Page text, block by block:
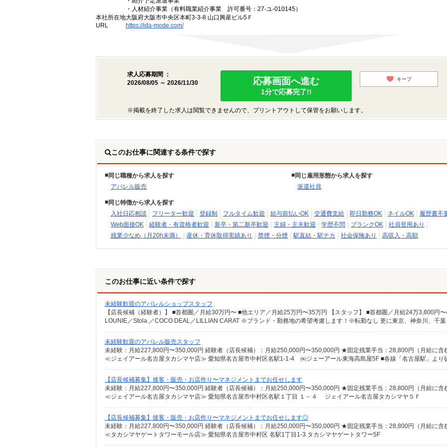
・人材紹介事業（有料職業紹介事業 許可番号：27-ユ-010145）
本社所在地大阪府大阪市中央区本町3-3-8 山口興産ビル5Ｆ
URL
https://ida-mode.com/
求人応募期間 ：
2026/08/05 ～ 2026/11/30
応募画面へ進む
1分で応募完了!!
キープ
※掲載を終了した求人は閲覧できませんので、プリントアウトして保管をお願いします。
このお仕事に関連する条件で探す
同じ職種から求人を探す
アパレル販売
同じ雇用形態から求人を探す
派遣社員
同じ特徴から求人を探す
入社日応相談
フリーター歓迎 登録制 フルタイム歓迎 給与前払いOK 交通費支給 即日勤務OK ネイルOK
履歴書不
Web面接OK
経験者・有資格者歓迎 新卒・第二新卒歓迎 主婦・主夫歓迎 学歴不問 ブランクOK
社員登用あり
残業少なめ（月20h未満）
産休・育休取得実績あり 禁煙・分煙 駅直結・駅チカ 社会保険あり 高収入・高額
このお仕事に近い条件で探す
未経験歓迎のアパレルショップスタッフ
未経験歓迎のアパレル販売スタッフ
≪ジェイアール名古屋タカシマヤ店≫ 愛知県名古屋市中村区名駅1-1-4 ㈱ジェーアール東海高島屋5F ■各線「名古屋駅」より
【店長候補募集】接客・販売・お店作り〜マネジメントまでお任せします
≪ジェイアール名古屋タカシマヤ店≫ 愛知県名古屋市中村区名駅１丁目 １－４ ジェイアール名古屋タカシマヤ５Ｆ
【店長候補募集】接客・販売・お店作り〜マネジメントまでお任せします◎
≪タカシマヤゲートタワーモール店≫ 愛知県名古屋市中村区 名駅1丁目1-3 タカシマヤゲートタワー5F